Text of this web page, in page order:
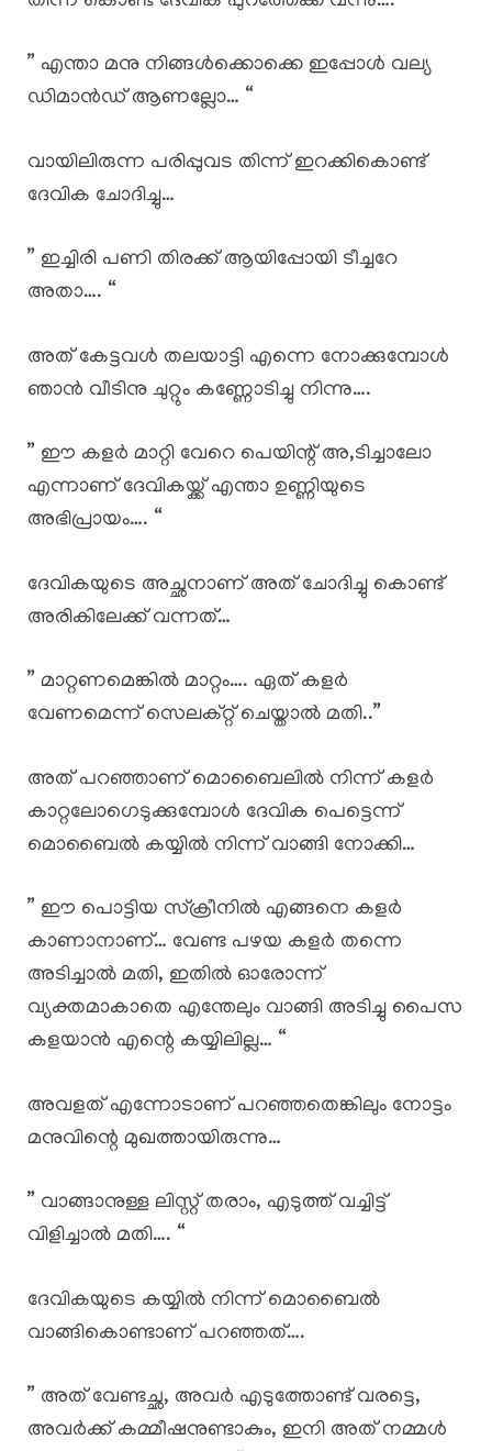
” എന്താ മനു നിങ്ങൾക്കൊക്കെ ഇപ്പോൾ വല്യ
ഡിമാൻഡ് ആണല്ലോ… “
വായിലിരുന്ന പരിപ്പുവട തിന്ന് ഇറക്കികൊണ്ട്
ദേവിക ചോദിച്ചു…
” ഇച്ചിരി പണി തിരക്ക് ആയിപ്പോയി ടീച്ചറേ
അതാ…. “
അത് കേട്ടവൾ തലയാട്ടി എന്നെ നോക്കുമ്പോൾ
ഞാൻ വീടിനു ചുറ്റും കണ്ണോടിച്ചു നിന്നു….
” ഈ കളർ മാറ്റി വേറെ പെയിന്റ് അ,ടിച്ചാലോ
എന്നാണ് ദേവികയ്ക്ക് എന്താ ഉണ്ണിയുടെ
അഭിപ്രായം…. “
ദേവികയുടെ അച്ഛനാണ് അത് ചോദിച്ചു കൊണ്ട്
അരികിലേക്ക് വന്നത്…
” മാറ്റണമെങ്കിൽ മാറ്റം…. ഏത് കളർ
വേണമെന്ന് സെലക്റ്റ് ചെയ്താൽ മതി..”
അത് പറഞ്ഞാണ് മൊബൈലിൽ നിന്ന് കളർ
കാറ്റലോഗെടുക്കുമ്പോൾ ദേവിക പെട്ടെന്ന്
മൊബൈൽ കയ്യിൽ നിന്ന് വാങ്ങി നോക്കി…
” ഈ പൊട്ടിയ സ്‌ക്രീനിൽ എങ്ങനെ കളർ
കാണാനാണ്… വേണ്ട പഴയ കളർ തന്നെ
അടിച്ചാൽ മതി, ഇതിൽ ഓരോന്ന്
വ്യക്തമാകാതെ എന്തേലും വാങ്ങി അടിച്ചു പൈസ
കളയാൻ എന്റെ കയ്യിലില്ല… “
അവളത് എന്നോടാണ് പറഞ്ഞതെങ്കിലും നോട്ടം
മനുവിന്റെ മുഖത്തായിരുന്നു…
” വാങ്ങാനുള്ള ലിസ്റ്റ് തരാം, എടുത്ത് വച്ചിട്ട്
വിളിച്ചാൽ മതി…. “
ദേവികയുടെ കയ്യിൽ നിന്ന് മൊബൈൽ
വാങ്ങികൊണ്ടാണ് പറഞ്ഞത്….
” അത് വേണ്ടച്ഛ, അവർ എടുത്തോണ്ട് വരട്ടെ,
അവർക്ക് കമ്മീഷനുണ്ടാകും, ഇനി അത് നമ്മൾ